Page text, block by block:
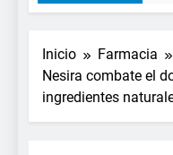
Inicio
Farmacia
Nesira combate el
ingredientes